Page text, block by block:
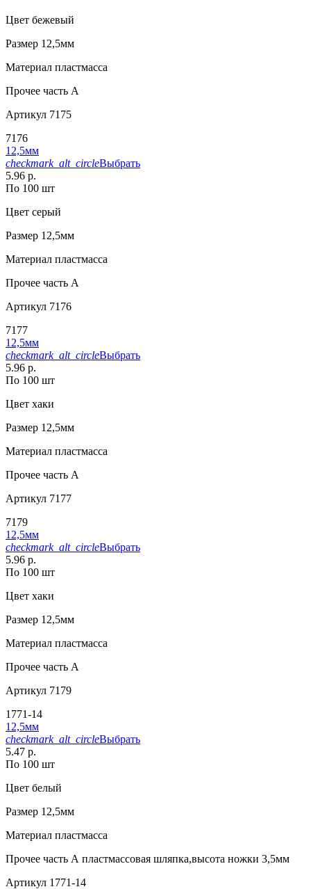
Цвет бежевый
Размер 12,5мм
Материал пластмасса
Прочее часть A
Артикул 7175
7176
12,5мм
checkmark_alt_circleВыбрать
5.96 р.
По 100 шт
Цвет серый
Размер 12,5мм
Материал пластмасса
Прочее часть A
Артикул 7176
7177
12,5мм
checkmark_alt_circleВыбрать
5.96 р.
По 100 шт
Цвет хаки
Размер 12,5мм
Материал пластмасса
Прочее часть A
Артикул 7177
7179
12,5мм
checkmark_alt_circleВыбрать
5.96 р.
По 100 шт
Цвет хаки
Размер 12,5мм
Материал пластмасса
Прочее часть A
Артикул 7179
1771-14
12,5мм
checkmark_alt_circleВыбрать
5.47 р.
По 100 шт
Цвет белый
Размер 12,5мм
Материал пластмасса
Прочее часть А пластмассовая шляпка,высота ножки 3,5мм
Артикул 1771-14